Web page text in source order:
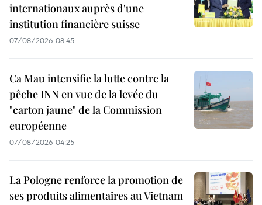
internationaux auprès d'une
institution financière suisse
07/08/2026 08:45
Ca Mau intensifie la lutte contre la
pêche INN en vue de la levée du
"carton jaune" de la Commission
européenne
07/08/2026 04:25
La Pologne renforce la promotion de
ses produits alimentaires au Vietnam